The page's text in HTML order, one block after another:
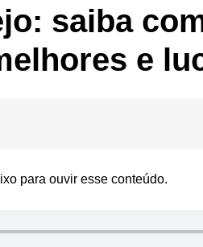
saiba
e
para ouvir esse conteúdo.